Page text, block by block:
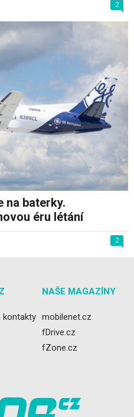
2
na baterky.
éru létání
2
kontakty
NAŠE MAGAZÍNY
mobilenet.cz
fDrive.cz
fZone.cz